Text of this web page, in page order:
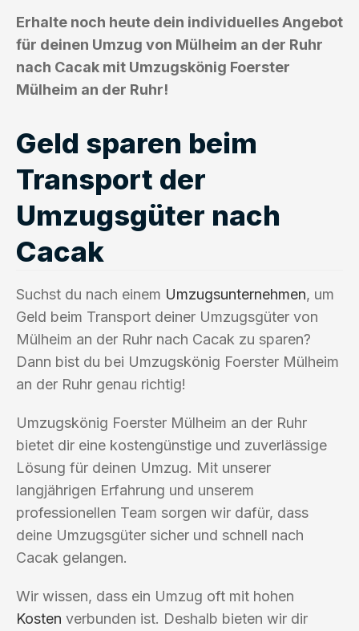
Erhalte noch heute dein individuelles Angebot
für deinen Umzug von Mülheim an der Ruhr
nach Cacak mit Umzugskönig Foerster
Mülheim an der Ruhr!
Geld sparen beim
Transport der
Umzugsgüter nach
Cacak
Suchst du nach einem Umzugsunternehmen, um
Geld beim Transport deiner Umzugsgüter von
Mülheim an der Ruhr nach Cacak zu sparen?
Dann bist du bei Umzugskönig Foerster Mülheim
an der Ruhr genau richtig!
Umzugskönig Foerster Mülheim an der Ruhr
bietet dir eine kostengünstige und zuverlässige
Lösung für deinen Umzug. Mit unserer
langjährigen Erfahrung und unserem
professionellen Team sorgen wir dafür, dass
deine Umzugsgüter sicher und schnell nach
Cacak gelangen.
Wir wissen, dass ein Umzug oft mit hohen
Kosten verbunden ist. Deshalb bieten wir dir